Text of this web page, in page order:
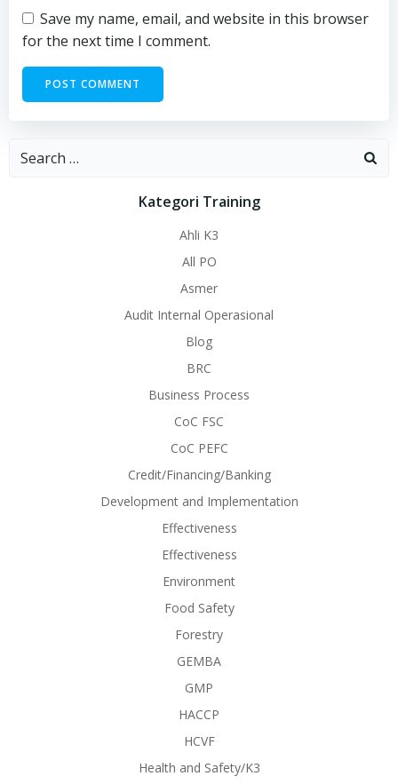
Save my name, email, and website in this browser
for the next time I comment.
Search
Kategori Training
Ahli K3
All PO
Asmer
Audit Internal Operasional
Blog
BRC
Business Process
CoC FSC
CoC PEFC
Credit/Financing/Banking
Development and Implementation
Effectiveness
Effectiveness
Environment
Food Safety
Forestry
GEMBA
GMP
HACCP
HCVF
Health and Safety/K3